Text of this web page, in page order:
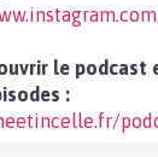
le podcast
: